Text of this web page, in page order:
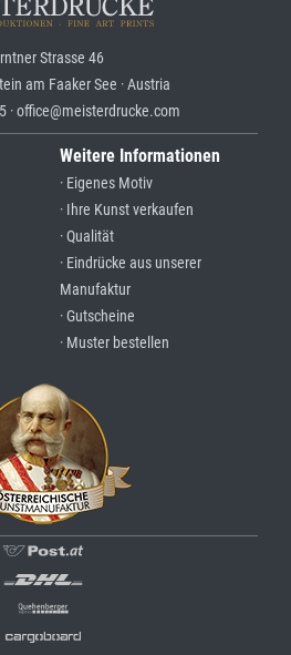
Strasse 46
am Faaker See · Austria
· office@meisterdrucke.com
Weitere Informationen
· Eigenes Motiv
· Ihre Kunst verkaufen
· Qualität
· Eindrücke aus unserer
Manufaktur
· Gutscheine
· Muster bestellen